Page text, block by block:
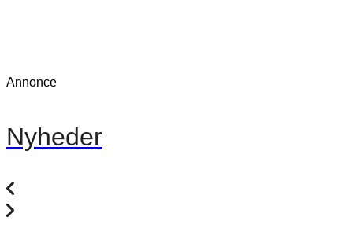
Annonce
Nyheder